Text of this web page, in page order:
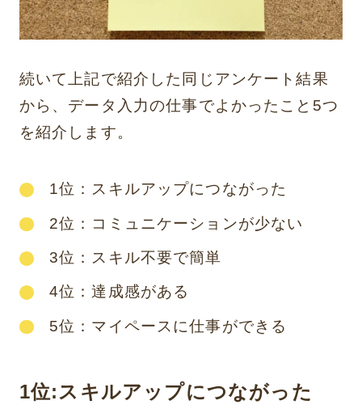
続いて上記で紹介した同じアンケート結果
から、データ入力の仕事でよかったこと5つ
を紹介します。
1位：スキルアップにつながった
2位：コミュニケーションが少ない
3位：スキル不要で簡単
4位：達成感がある
5位：マイペースに仕事ができる
1位:スキルアップにつながった